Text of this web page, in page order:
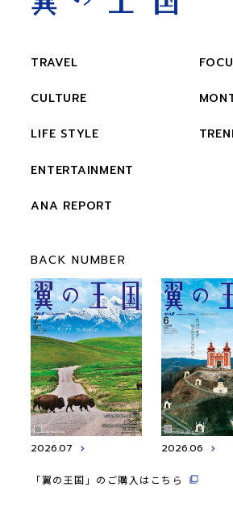
TRAVEL
CULTURE
LIFE STYLE
ENTERTAINMENT
ANA REPORT
BACK NUMBER
2026.07 2026.06
「翼の王国」のご購入はこちら